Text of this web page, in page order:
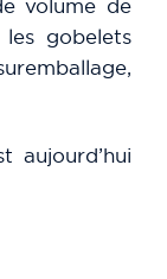
volume de
gobelets
aujourd’hui